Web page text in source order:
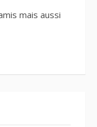
mais aussi